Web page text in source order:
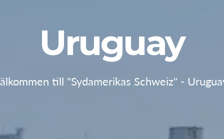
Uruguay
till "Sydamerikas Schweiz" -